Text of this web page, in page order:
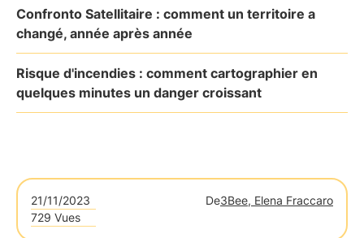
Confronto Satellitaire : comment un territoire a
changé, année après année
Risque d'incendies : comment cartographier en
quelques minutes un danger croissant
21/11/2023 De3Bee, Elena Fraccaro
729 Vues